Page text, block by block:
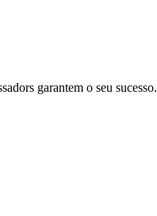
garantem o seu sucesso.